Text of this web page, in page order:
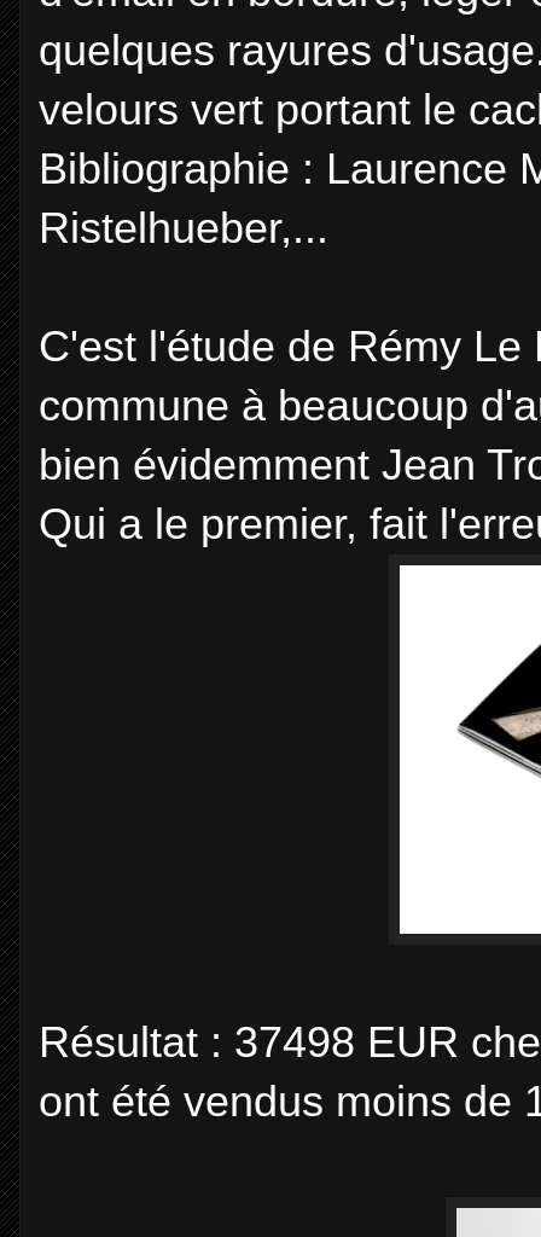
quelques rayures
velours vert portant le
Bibliographie : Laurence
Ristelhueber,...
C'est l'étude de Rémy Le
commune à beaucoup
bien évidemment Jean
Qui a le premier, fait
Résultat : 37498 EUR
ont été vendus moins de